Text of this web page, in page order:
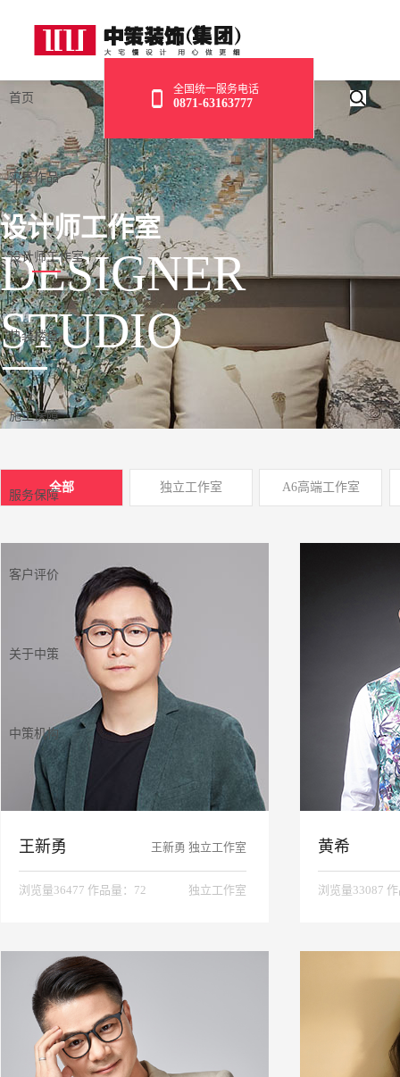
全国统一服务电话
0871-63163777
首页
实景作品
设计师工作室
热装楼盘
施工保障
服务保障
客户评价
关于中策
中策机构
设计师工作室
DESIGNER
STUDIO
全部 独立工作室 A6高端工作室
王新勇 独立工作室
王新勇
独立工作室
浏览量36477 作品量：72
黄希
浏览量33087